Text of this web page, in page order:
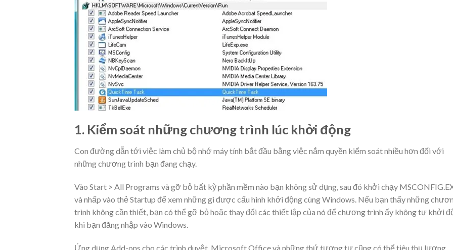
1. Kiểm soát những chương trình lúc khởi động
Con đường dẫn tới việc làm chủ bộ nhớ máy tính bắt đầu bằng việc nắm quyền kiểm soát nhiều hơn đối với
những chương trình bạn đang chạy.
Vào Start > All Programs và gỡ bỏ bất kỳ phần mềm nào bạn không sử dụng, sau đó khởi chạy
và nhấp vào thẻ Startup để xem những gì được cấu hình khởi động cùng Windows. Nếu bạn thấy những
trình không cần thiết, bạn có thể gỡ bỏ hoặc thay đổi các thiết lập của nó để chương trình ấy không tự khởi
khi bạn đăng nhập vào Windows.
Ứng dụng Add-ons cho các trình duyệt, Microsoft Office và những thứ tương tự cũng có thể tiêu thụ lượng